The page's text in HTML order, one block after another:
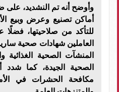
وأوضح أنه تم النشديد، على
أماكن تصنيع وعرض وبيع
للتأكد من صلاحيتها،
العاملين شهادات صحية
المنشآت الصحية الغذائية
الصحية الجيدة، كما
مكافحة الحشرات في